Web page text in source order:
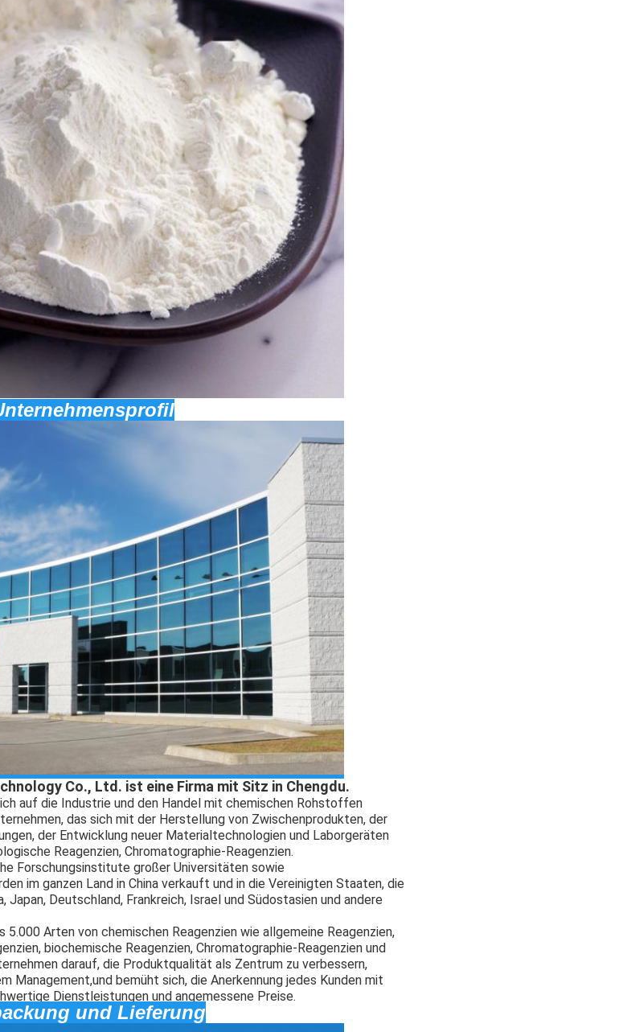
Co., Ltd. ist eine Firma mit Sitz in Chengdu.
auf die Industrie und den Handel mit chemischen Rohstoffen
das sich mit der Herstellung von Zwischenprodukten, der
der Entwicklung neuer Materialtechnologien und Laborgeräten
Reagenzien, Chromatographie-Reagenzien.
Forschungsinstitute großer Universitäten sowie
im ganzen Land in China verkauft und in die Vereinigten Staaten, die
Japan, Deutschland, Frankreich, Israel und Südostasien und andere
Arten von chemischen Reagenzien wie allgemeine Reagenzien,
biochemische Reagenzien, Chromatographie-Reagenzien und
darauf, die Produktqualität als Zentrum zu verbessern,
Management,und bemüht sich, die Anerkennung jedes Kunden mit
Dienstleistungen und angemessene Preise.
und Lieferung